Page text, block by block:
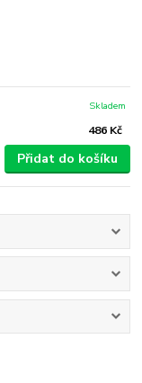
486 Kč
Skladem
Přidat do košíku